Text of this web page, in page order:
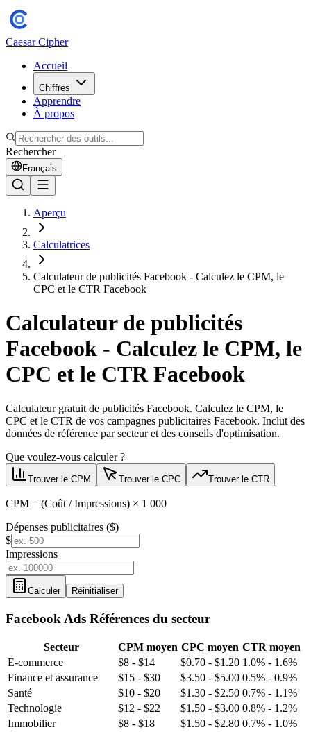
Caesar Cipher
Accueil
Chiffres
Apprendre
À propos
Rechercher
Français
Aperçu
Calculatrices
Calculateur de publicités Facebook - Calculez le CPM, le
CPC et le CTR Facebook
Calculateur de publicités
Facebook - Calculez le CPM, le
CPC et le CTR Facebook
Calculateur gratuit de publicités Facebook. Calculez le CPM, le
CPC et le CTR de vos campagnes publicitaires Facebook. Inclut des
données de référence par secteur et des conseils d'optimisation.
Que voulez-vous calculer ?
Trouver le CPM Trouver le CPC Trouver le CTR
CPM = (Coût / Impressions) × 1 000
Dépenses publicitaires ($)
$
Impressions
Calculer Réinitialiser
Facebook Ads Références du secteur
Secteur CPM moyen CPC moyen CTR moyen
E-commerce
$8 - $14 $0.70 - $1.20 1.0% - 1.6%
Finance et assurance
$15 - $30 $3.50 - $5.00 0.5% - 0.9%
Santé
$10 - $20 $1.30 - $2.50 0.7% - 1.1%
Technologie
$12 - $22 $1.50 - $3.00 0.8% - 1.2%
Immobilier
$8 - $18 $1.50 - $2.80 0.7% - 1.0%